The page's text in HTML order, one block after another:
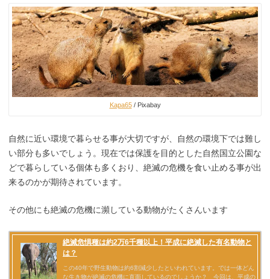
Kapa65/ Pixabay
自然に近い環境で暮らせる事が大切ですが、自然の環境下では難し
い部分も多いでしょう。現在では保護を目的とした自然国立公園な
どで暮らしている個体も多くおり、絶滅の危機を食い止める事が出
来るのかが期待されています。
その他にも絶滅の危機に瀕している動物がたくさんいます